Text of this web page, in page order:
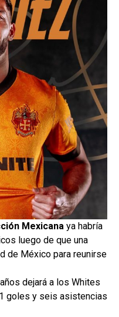
Mexicana ya habría
luego de que una
de México para reunirse
dejará a los Whites
goles y seis asistencias